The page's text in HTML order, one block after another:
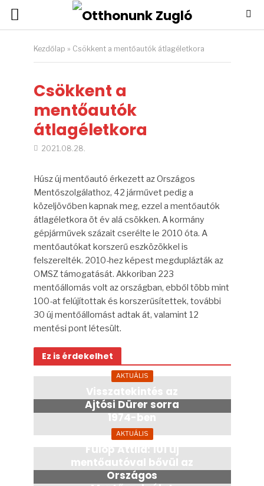
Kezdőlap » Csökkent a mentőautók átlagéletkora
Csökkent a
mentőautók
átlagéletkora
2021.08.28.
Húsz új mentőautó érkezett az Országos
Mentőszolgálathoz, 42 járművet pedig a
közeljövőben kapnak meg, ezzel a mentőautók
átlagéletkora öt év alá csökken. A kormány
gépjárművek százait cserélte le 2010 óta. A
mentőautókat korszerű eszközökkel is
felszerelték. 2010-hez képest megduplázták az
OMSZ támogatását. Akkoriban 223
mentőállomás volt az országban, ebből több mint
100-at felújítottak és korszerűsítettek, további
30 új mentőállomást adtak át, valamint 12
mentési pont létesült.
Ez is érdekelhet
AKTUÁLIS
Visszatekintés az
Ajtósi Dürer sorra
1974-ben
7 hónap
AKTUÁLIS
Fülöp Attila: 101 új
mentőautóval bővül az
Országos